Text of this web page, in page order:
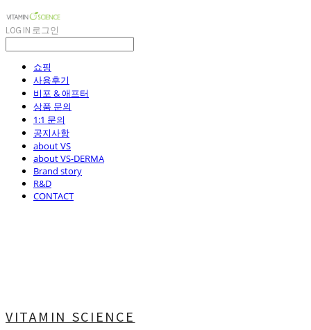
LOG IN 로그인
쇼핑
사용후기
비포 & 애프터
상품 문의
1:1 문의
공지사항
about VS
about VS-DERMA
Brand story
R&D
CONTACT
VITAMIN SCIENCE